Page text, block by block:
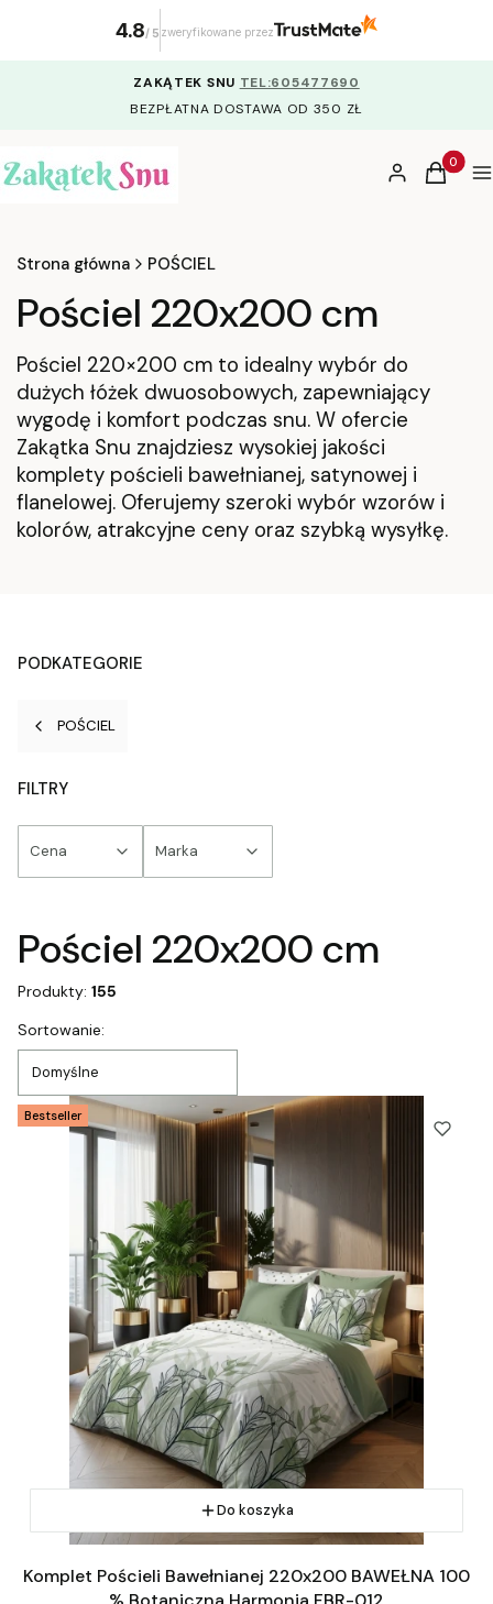
ZAKĄTEK SNU TEL:605477690
BEZPŁATNA DOSTAWA OD 350 ZŁ
Zaloguj sięKoszyk
Strona główna POŚCIEL
Pościel 220x200 cm
Pościel 220×200 cm to idealny wybór do
dużych łóżek dwuosobowych, zapewniający
wygodę i komfort podczas snu. W ofercie
Zakątka Snu znajdziesz wysokiej jakości
komplety pościeli bawełnianej, satynowej i
flanelowej. Oferujemy szeroki wybór wzorów i
kolorów, atrakcyjne ceny oraz szybką wysyłkę.
PODKATEGORIE
POŚCIEL
FILTRY
Cena Marka
Pościel 220x200 cm
Produkty: 155
Lista produktów
Sortowanie:
Domyślne
Bestseller
Do koszyka
Komplet Pościeli Bawełnianej 220x200 BAWEŁNA 100
4.8/ 5 zweryfikowane przez